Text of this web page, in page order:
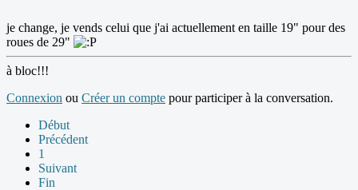
je change, je vends celui que j'ai actuellement en taille 19" pour des
roues de 29"
à bloc!!!
Connexion ou Créer un compte pour participer à la conversation.
Début
Précédent
1
Suivant
Fin